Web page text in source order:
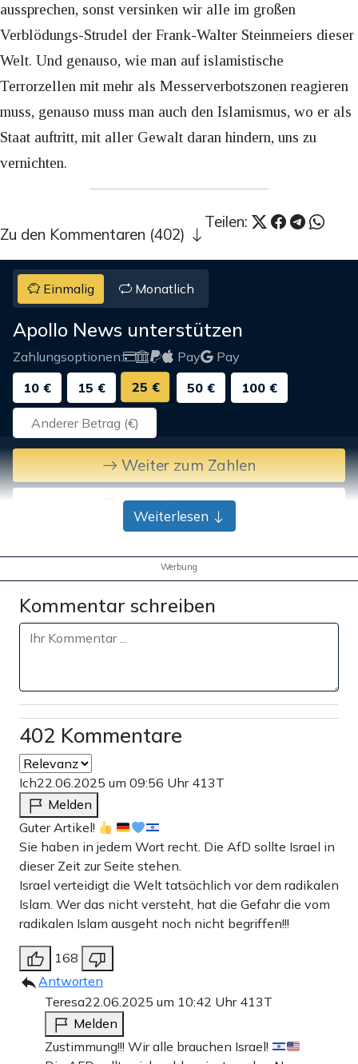
aussprechen, sonst versinken wir alle im großen
Verblödungs-Strudel der Frank-Walter Steinmeiers dieser
Welt. Und genauso, wie man auf islamistische
Terrorzellen mit mehr als Messerverbotszonen reagieren
muss, genauso muss man auch den Islamismus, wo er als
Staat auftritt, mit aller Gewalt daran hindern, uns zu
vernichten.
Teilen:
Zu den Kommentaren (402)
Einmalig Monatlich
Apollo News unterstützen
Zahlungsoptionen: Pay
Pay
10 €
15 € 25 € 50 € 100 €
Weiter zum Zahlen
Bank-Überweisung
Weiterlesen
Werbung
Kommentar schreiben
402 Kommentare
Ich22.06.2025 um 09:56 Uhr 413T
Melden
Guter Artikel!
Sie haben in jedem Wort recht. Die AfD sollte Israel in
dieser Zeit zur Seite stehen.
Israel verteidigt die Welt tatsächlich vor dem radikalen
Islam. Wer das nicht versteht, hat die Gefahr die vom
radikalen Islam ausgeht noch nicht begriffen!!!
168
Antworten
Teresa22.06.2025 um 10:42 Uhr 413T
Melden
Zustimmung!!! Wir alle brauchen Israel!